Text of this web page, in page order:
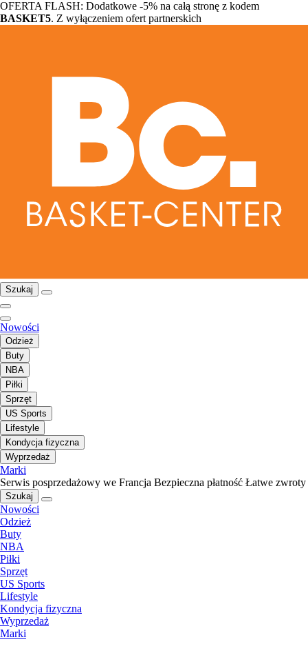
OFERTA FLASH: Dodatkowe -5% na całą stronę z kodem
BASKET5. Z wyłączeniem ofert partnerskich
Szukaj
Nowości
Odzież
Buty
NBA
Piłki
Sprzęt
US Sports
Lifestyle
Kondycja fizyczna
Wyprzedaż
Marki
Serwis posprzedażowy we Francja Bezpieczna płatność Łatwe zwroty
Szukaj
Nowości
Odzież
Buty
NBA
Piłki
Sprzęt
US Sports
Lifestyle
Kondycja fizyczna
Wyprzedaż
Marki